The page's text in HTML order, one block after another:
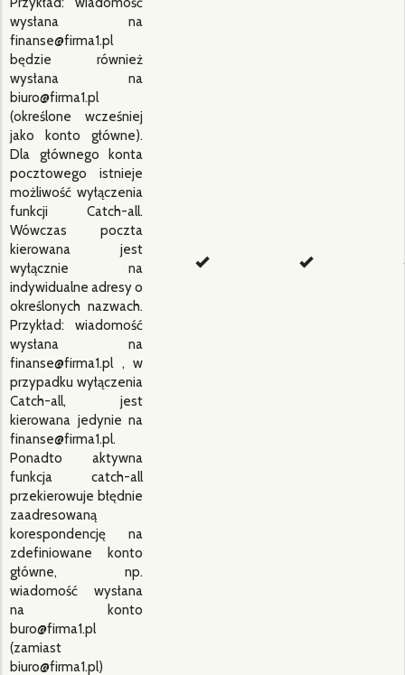
wysłana na
finanse@firma1.pl
będzie również
wysłana na
biuro@firma1.pl
(określone wcześniej
jako konto główne).
Dla głównego konta
pocztowego istnieje
możliwość wyłączenia
funkcji Catch-all.
Wówczas poczta
kierowana jest
wyłącznie na
indywidualne adresy o
określonych nazwach.
Przykład: wiadomość
wysłana na
finanse@firma1.pl , w
przypadku wyłączenia
Catch-all, jest
kierowana jedynie na
finanse@firma1.pl.
Ponadto aktywna
funkcja catch-all
przekierowuje błędnie
zaadresowaną
korespondencję na
zdefiniowane konto
główne, np.
wiadomość wysłana
na konto
buro@firma1.pl
(zamiast
biuro@firma1.pl)